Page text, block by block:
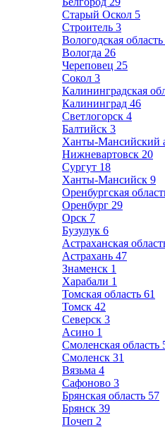
Старый Оскол 5
Строитель 3
Вологодская область
Вологда 26
Череповец 25
Сокол 3
Калининградская
Калининград 46
Светлогорск 4
Балтийск 3
Ханты-Мансийский
Нижневартовск 20
Сургут 18
Ханты-Мансийск 9
Оренбургская
Оренбург 29
Орск 7
Бузулук 6
Астраханская
Астрахань 47
Знаменск 1
Харабали 1
Томская область 61
Томск 42
Северск 3
Асино 1
Смоленская область
Смоленск 31
Вязьма 4
Сафоново 3
Брянская область 57
Брянск 39
Почеп 2